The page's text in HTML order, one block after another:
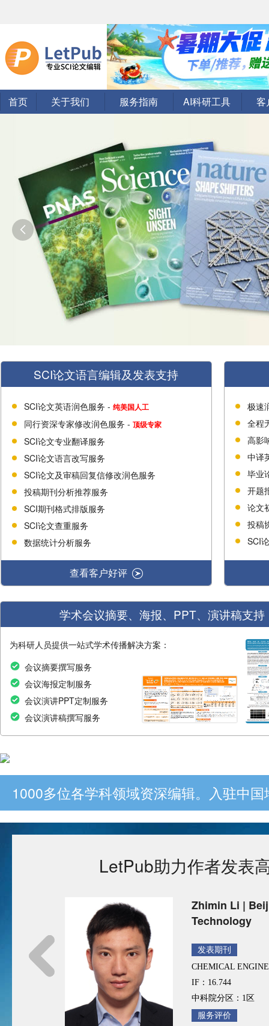
首页 关于我们 服务指南 AI科研工具 客

SCI论文语言编辑及发表支持
SCI论文英语润色服务 - 纯美国人工
同行资深专家修改润色服务 - 顶级专家
SCI论文专业翻译服务
SCI论文语言改写服务
SCI论文及审稿回复信修改润色服务
投稿期刊分析推荐服务
SCI期刊格式排版服务
SCI论文查重服务
数据统计分析服务
查看客户好评
极速
全程
高影
中译
毕业
开题
论文
投稿
SCI
学术会议摘要、海报、PPT、演讲稿支持
为科研人员提供一站式学术传播解决方案：
会议摘要撰写服务
会议海报定制服务
会议演讲PPT定制服务
会议演讲稿撰写服务
1000多位各学科领域资深编辑。入驻中
LetPub助力作者发表
许锐伟 | 北京大
Environment
IF：13.352
中科院分区：1区
服务评价
非常不错的润色体